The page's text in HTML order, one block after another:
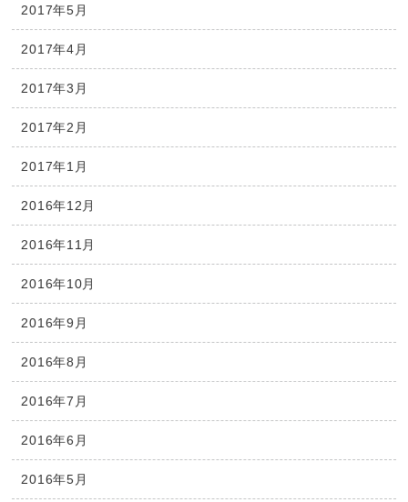
2017年5月
2017年4月
2017年3月
2017年2月
2017年1月
2016年12月
2016年11月
2016年10月
2016年9月
2016年8月
2016年7月
2016年6月
2016年5月